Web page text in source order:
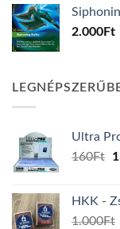
2.000Ft
Ultra
160Ft
HKK -
1.000Ft